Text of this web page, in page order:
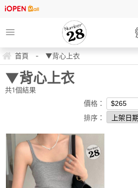
首頁 - ▼背心上衣
▼背心上衣
共1個結果
價格：
排序：